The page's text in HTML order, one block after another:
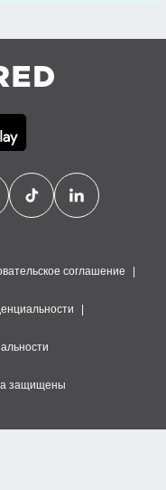
соглашение
защищены